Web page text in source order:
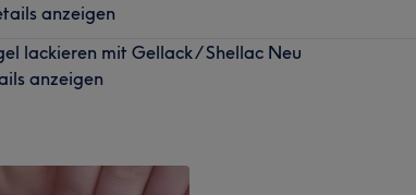
anzeigen
lackieren mit Gellack / Shellac Neu
anzeigen